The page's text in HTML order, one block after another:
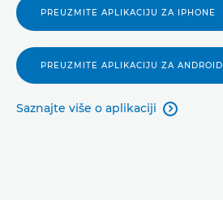
PREUZMITE APLIKACIJU ZA IPHONE
PREUZMITE APLIKACIJU ZA ANDROID
Saznajte više o aplikaciji 